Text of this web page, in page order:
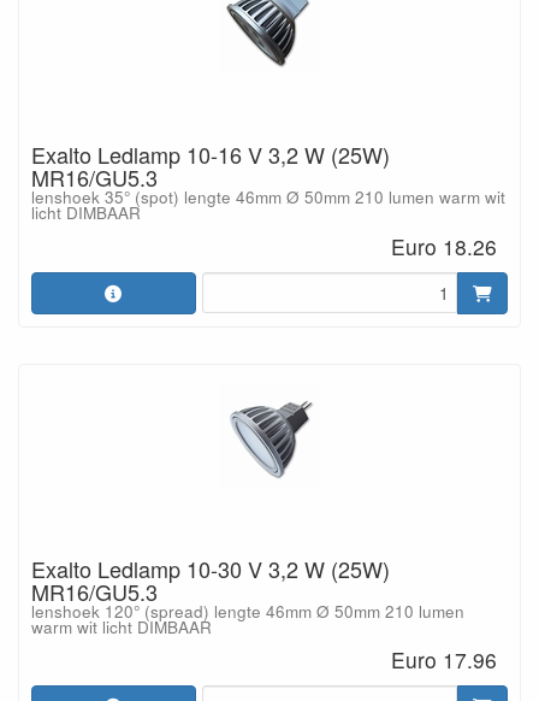
Exalto Ledlamp 10-16 V 3,2 W (25W)
MR16/GU5.3
lenshoek 35° (spot) lengte 46mm Ø 50mm 210 lumen warm wit
licht DIMBAAR
Euro 18.26
Exalto Ledlamp 10-30 V 3,2 W (25W)
MR16/GU5.3
lenshoek 120° (spread) lengte 46mm Ø 50mm 210 lumen
warm wit licht DIMBAAR
Euro 17.96